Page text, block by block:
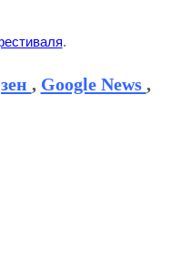
.
, Google News ,